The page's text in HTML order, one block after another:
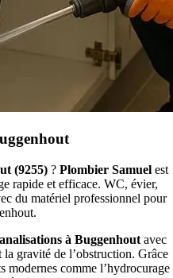
(9255) ? Plombier Samuel est
rapide et efficace. WC, évier,
du matériel professionnel pour
à Buggenhout avec
gravité de l’obstruction. Grâce
modernes comme l’hydrocurage